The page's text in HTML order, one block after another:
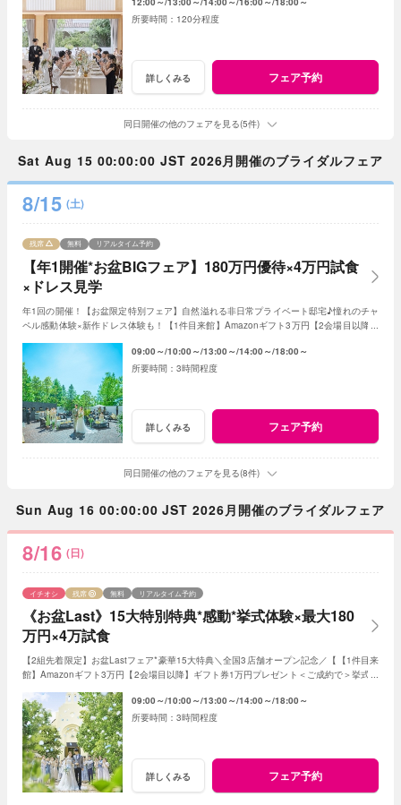
120分程度
詳しくみる フェア予約
同日開催の他のフェアを見る(5件)
Sat Aug 15 00:00:00 JST 2026月開催のブライダルフェア
8/15 (土)
【年1開催*お盆BIGフェア】180万円優待×4万円試食
×ドレス見学
残席 無料 リアルタイム予約
年1回の開催！【お盆限定特別フェア】自然溢れる非日常プライベート邸宅♪憧れのチャ
ペル感動体験×新作ドレス体験も！【1件目来館】Amazonギフト3万円【2会場目以降】
09:00～ 10:00～ 13:00～ 14:00～ 18:00～
3時間程度
詳しくみる フェア予約
同日開催の他のフェアを見る(8件)
Sun Aug 16 00:00:00 JST 2026月開催のブライダルフェア
8/16 (日)
《お盆Last》15大特別特典*感動*挙式体験×最大180
万円×4万試食
イチオシ 残席 無料 リアルタイム予約
【2組先着限定】お盆Lastフェア*豪華15大特典＼全国3店舗オープン記念／【【1件目来
館】Amazonギフト3万円【2会場目以降】ギフト券1万円プレゼント＜ご成約で＞挙式料
09:00～ 10:00～ 13:00～ 14:00～ 18:00～
3時間程度
詳しくみる フェア予約